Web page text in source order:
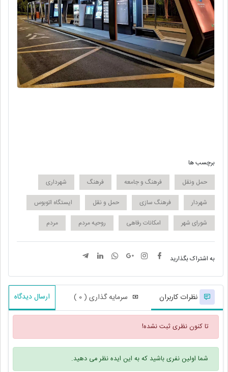
برچسب ها
حمل ونقل
فرهنگ و جامعه فرهنگ
شهرداری
شهردار
فرهنگ سازی حمل و نقل
ایستگاه اتوبوس
شورای شهر
امکانات رفاهی روحیه مردم مردم
به اشتراک بگذارید
نظرات کاربران سرمایه گذاری ( 0 ) ارسال دیدگاه
تا کنون نظری ثبت نشده!
شما اولین نفری باشید که به این ایده نظر می دهید.